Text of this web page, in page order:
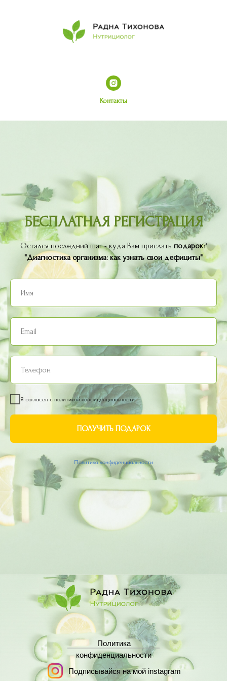
Контакты
БЕСПЛАТНАЯ РЕГИСТРАЦИЯ
Остался последний шаг - куда Вам прислать подарок?
"Диагностика организма: как узнать свои дефициты"
Я согласен с политикой конфиденциальности
ПОЛУЧИТЬ ПОДАРОК
Политика конфиденциальности
Подписывайся на мой instagram
Политика
конфиденциальности